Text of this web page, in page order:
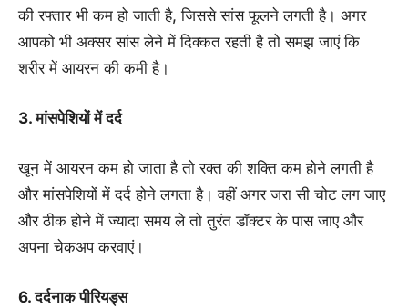
की रफ्तार भी कम हो जाती है, जिससे सांस फूलने लगती है। अगर
आपको भी अक्सर सांस लेने में दिक्कत रहती है तो समझ जाएं कि
शरीर में आयरन की कमी है।
3. मांसपेशियों में दर्द
खून में आयरन कम हो जाता है तो रक्त की शक्ति कम होने लगती है
और मांसपेशियों में दर्द होने लगता है। वहीं अगर जरा सी चोट लग जाए
और ठीक होने में ज्यादा समय ले तो तुरंत डॉक्टर के पास जाए और
अपना चेकअप करवाएं।
6. दर्दनाक पीरियड्स